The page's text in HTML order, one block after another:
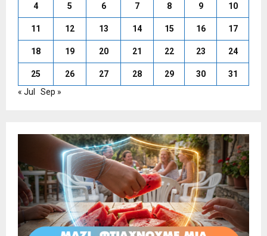
4 5 6 7 8 9 10
11 12 13 14 15 16 17
18 19 20 21 22 23 24
25 26 27 28 29 30
31
« Jul
Sep »